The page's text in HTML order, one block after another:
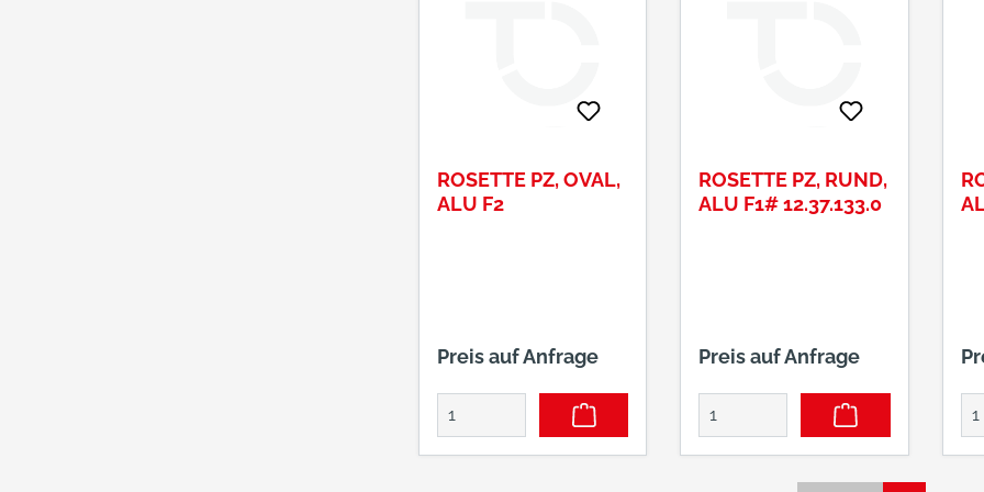
ROSETTE PZ, OVAL,
ALU F2
Preis auf Anfrage
ROSETTE PZ, RUND,
ALU F1# 12.37.133.0
Preis auf Anfrage